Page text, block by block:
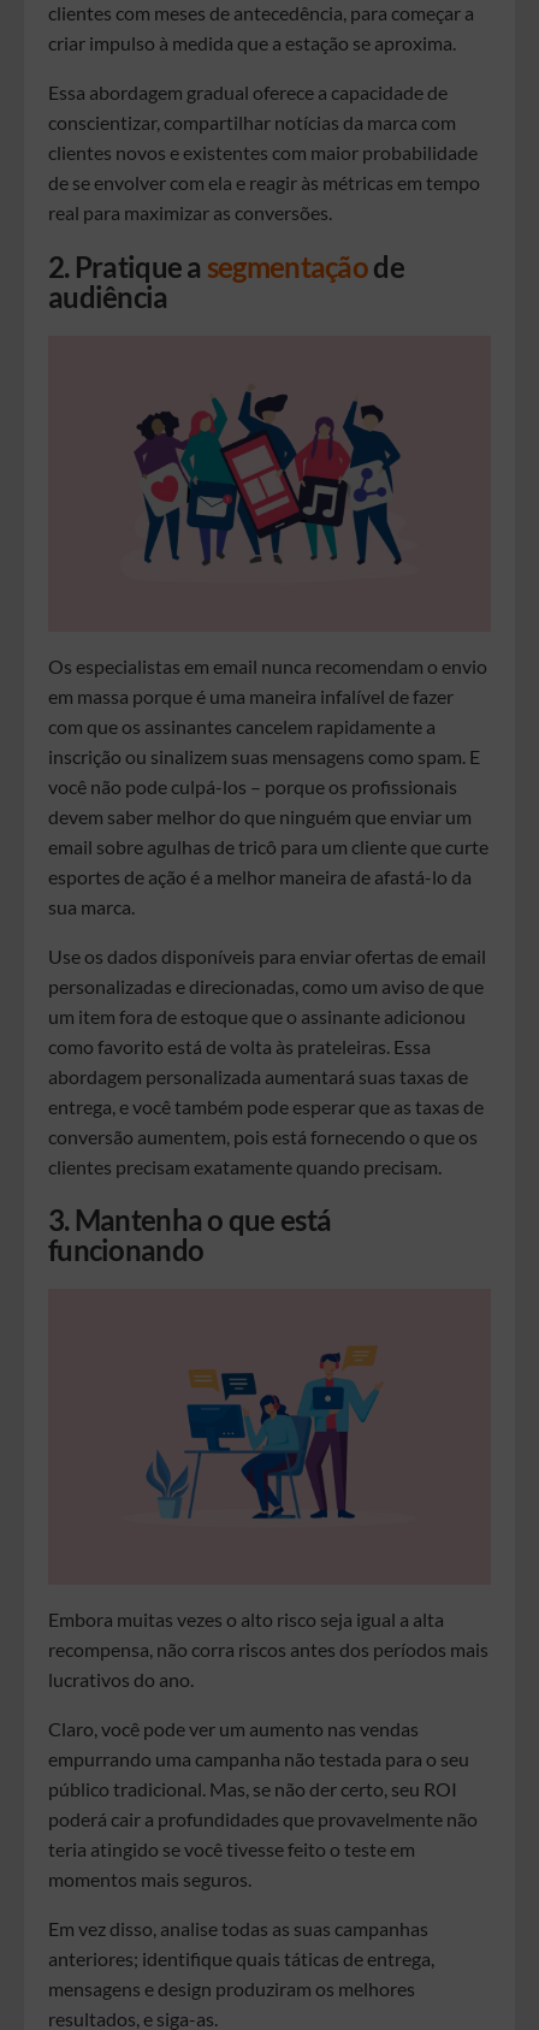
clientes com meses de antecedência, para começar a
criar impulso à medida que a estação se aproxima.
Essa abordagem gradual oferece a capacidade de
conscientizar, compartilhar notícias da marca com
clientes novos e existentes com maior probabilidade
de se envolver com ela e reagir às métricas em tempo
real para maximizar as conversões.
2. Pratique a segmentaçãode
audiência
Os especialistas em email nunca recomendam o envio
em massa porque é uma maneira infalível de fazer
com que os assinantes cancelem rapidamente a
inscrição ou sinalizem suas mensagens como spam. E
você não pode culpá-los – porque os profissionais
devem saber melhor do que ninguém que enviar um
email sobre agulhas de tricô para um cliente que curte
esportes de ação é a melhor maneira de afastá-lo da
sua marca.
Use os dados disponíveis para enviar ofertas de email
personalizadas e direcionadas, como um aviso de que
um item fora de estoque que o assinante adicionou
como favorito está de volta às prateleiras. Essa
abordagem personalizada aumentará suas taxas de
entrega, e você também pode esperar que as taxas de
conversão aumentem, pois está fornecendo o que os
clientes precisam exatamente quando precisam.
3. Mantenha o que está
funcionando
Embora muitas vezes o alto risco seja igual a alta
recompensa, não corra riscos antes dos períodos mais
lucrativos do ano.
Claro, você pode ver um aumento nas vendas
empurrando uma campanha não testada para o seu
público tradicional. Mas, se não der certo, seu ROI
poderá cair a profundidades que provavelmente não
teria atingido se você tivesse feito o teste em
momentos mais seguros.
Em vez disso, analise todas as suas campanhas
anteriores; identifique quais táticas de entrega,
mensagens e design produziram os melhores
resultados, e siga-as.